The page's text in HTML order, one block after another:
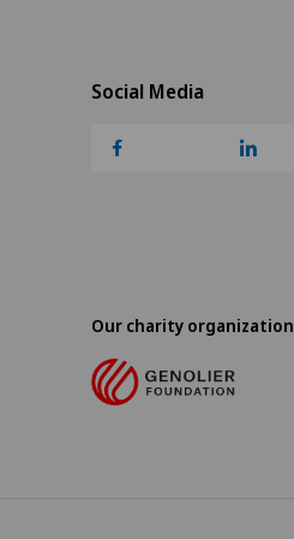
Social Media
Our charity organization